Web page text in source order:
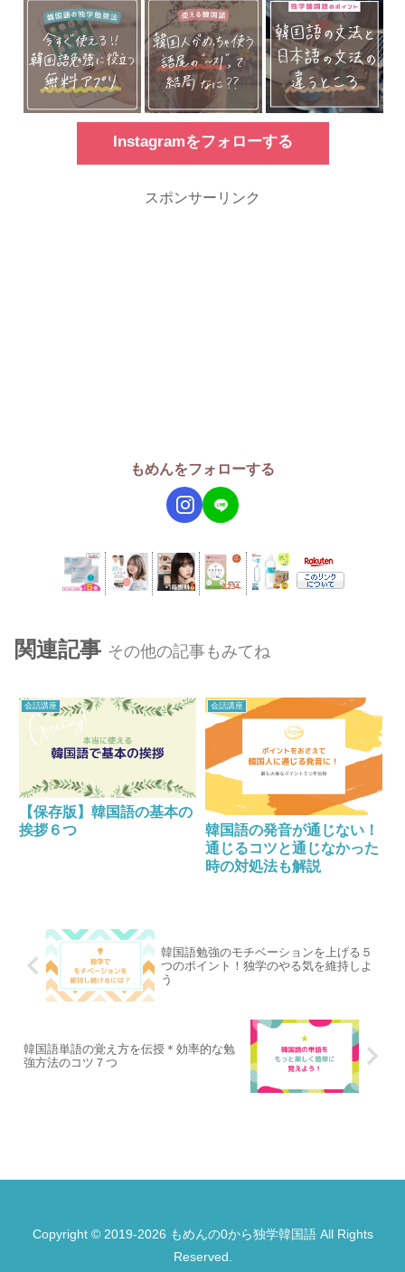
Instagramをフォローする
スポンサーリンク
もめんをフォローする
関連記事 その他の記事もみてね
会話講座
【保存版】韓国語の基本の
挨拶６つ
会話講座
韓国語の発音が通じない！
通じるコツと通じなかった
時の対処法も解説
韓国語勉強のモチベーションを上げる５
つのポイント！独学のやる気を維持しよ
う
韓国語単語の覚え方を伝授＊効率的な勉
強方法のコツ７つ
Copyright © 2019-2026 もめんの0から独学韓国語 All Rights
Reserved.